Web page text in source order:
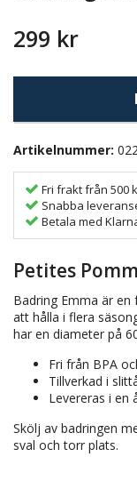
299 kr
Artikelnummer:
Fri frakt från 500
Snabba
Betala med
Petites
Badring Emma är
att hålla i flera
har en diameter på
Fri från BPA
Tillverkad i
Levereras i en
Skölj av badringen
sval och torr plats.